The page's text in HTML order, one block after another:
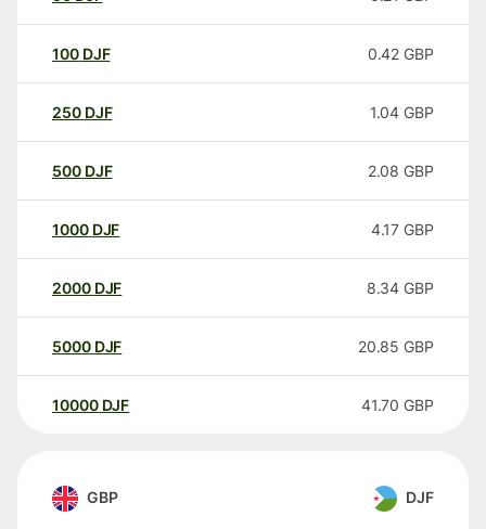
100 DJF 0.42 GBP
250 DJF 1.04 GBP
500 DJF 2.08 GBP
1000 DJF 4.17 GBP
2000 DJF 8.34 GBP
5000 DJF 20.85 GBP
10000 DJF 41.70 GBP
GBP DJF